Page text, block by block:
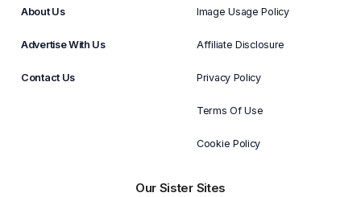
About Us
Advertise With Us
Contact Us
Image Usage Policy
Affiliate Disclosure
Privacy Policy
Terms Of Use
Cookie Policy
Our Sister Sites